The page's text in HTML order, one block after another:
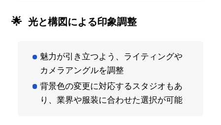
光と構図による印象調整
魅力が引き立つよう、ライティングや
カメラアングルを調整
背景色の変更に対応するスタジオもあ
り、業界や服装に合わせた選択が可能